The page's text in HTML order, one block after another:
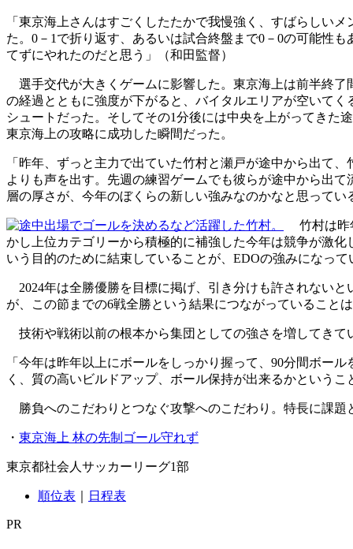
「東京海上さんはすごくしたたかで我慢強く、すばらしい
た。0－1で折り返す、あるいは試合終盤まで0－0の可能性
てずにやれたのだと思う」（和田監督）
選手交代が大きくゲームに影響した。東京海上は前半終了
の経過とともに強度が下がると、バイタルエリアが空いて
シュートだった。そしてその1分後には中央を上がってきた
東京海上の攻略に成功した瞬間だった。
「昨年、ずっと主力で出ていた竹村と瀬戸が途中から出て
よりも声を出す。先週の練習ゲームでも彼らが途中から出
層の厚さが、今年のぼくらの新しい強みなのかなと思ってい
竹村は昨
かし上位カテゴリーから積極的に補強した今年は競争が激
いう目的のために結束していることが、EDOの強みになっ
2024年は全勝優勝を目標に掲げ、引き分けも許されない
が、この節までの6戦全勝という結果につながっていること
技術や戦術以前の根本から集団としての強さを増してきて
「今年は昨年以上にボールをしっかり握って、90分間ボー
く、質の高いビルドアップ、ボール保持が出来るかという
勝負へのこだわりとつなぐ攻撃へのこだわり。特長に課題
・ 東京海上 林の先制ゴール守れず
東京都社会人サッカーリーグ1部
順位表 日程表
PR